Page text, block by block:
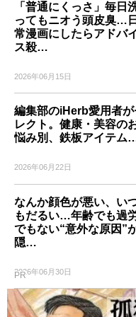
「普通にくっさ」毎日
ってもニオう頭皮臭…日
常漫画にしたらアドバ
ス殺…
2026年06月15日
編集部のiHerb愛用者が
レクト。健康・美容の
悩み別、鉄板アイテム
2026年06月22日
なんか顔色が悪い、い
もだるい…年齢でも過
でもない“意外な原因”
隠…
2026年06月30日
PR